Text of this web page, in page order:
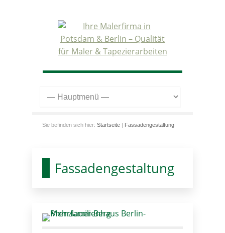
Sie befinden sich hier: Startseite | Fassadengestaltung
Fassadengestaltung